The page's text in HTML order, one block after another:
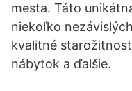
mesta. Táto
niekoľko
kvalitné
nábytok a ďalšie.